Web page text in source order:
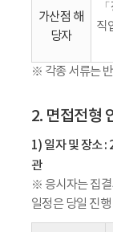
가산점 해
당자
직
※ 각종 서류는
2. 면접전형
1) 일자 및 장소
관
※ 응시자는 집결
일정은 당일 진